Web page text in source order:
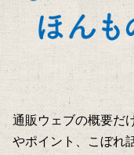
通販ウェブの概要だ
やポイント、こぼれ